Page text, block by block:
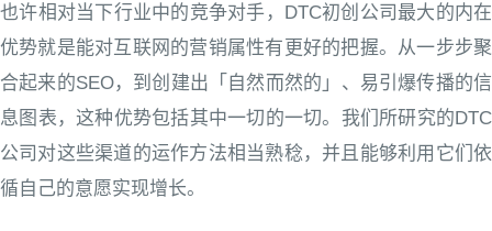
也许相对当下行业中的竞争对手，DTC初创公司最大的内在
优势就是能对互联网的营销属性有更好的把握。从一步步聚
合起来的SEO，到创建出「自然而然的」、易引爆传播的信
息图表，这种优势包括其中一切的一切。我们所研究的DTC
公司对这些渠道的运作方法相当熟稔，并且能够利用它们依
循自己的意愿实现增长。